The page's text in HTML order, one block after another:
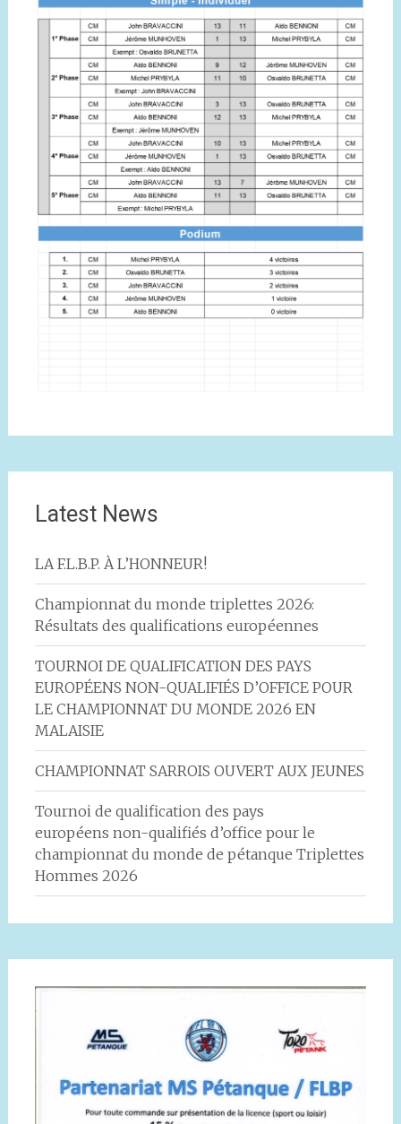
Latest News
LA F.L.B.P. À L’HONNEUR!
Championnat du monde triplettes 2026:
Résultats des qualifications européennes
TOURNOI DE QUALIFICATION DES PAYS
EUROPÉENS NON-QUALIFIÉS D’OFFICE POUR
LE CHAMPIONNAT DU MONDE 2026 EN
MALAISIE
CHAMPIONNAT SARROIS OUVERT AUX JEUNES
Tournoi de qualification des pays
européens non-qualifiés d’office pour le
championnat du monde de pétanque Triplettes
Hommes 2026